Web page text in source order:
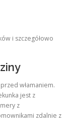
i szczegółowo
włamaniem.
jest z
z
zdalnie z